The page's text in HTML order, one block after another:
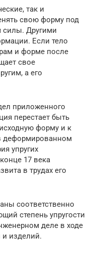
так и
свою форму под
силы. Другими
Если тело
и форме после
свое
а его
приложенного
перестает быть
форму и к
деформированном
упругих
17 века
в трудах его
соответственно
степень упругости
деле в ходе
и изделий.